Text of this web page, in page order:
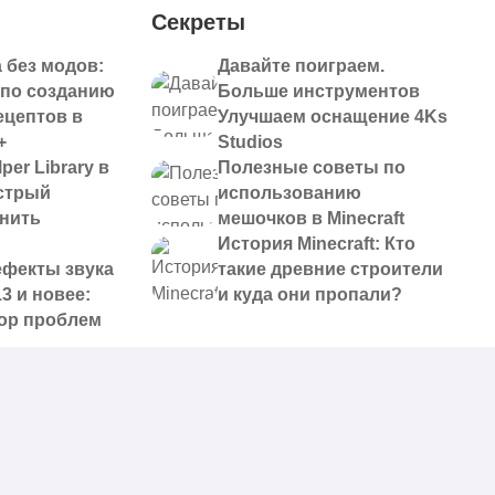
без модов:
созданию
в
Library в
звука
и новее:
проблем
Секреты
Давайте поиграем.
Больше инструментов
Улучшаем оснащение 4Ks
Studios
Полезные советы по
использованию
мешочков в Minecraft
История Minecraft: Кто
такие древние строители
и куда они пропали?